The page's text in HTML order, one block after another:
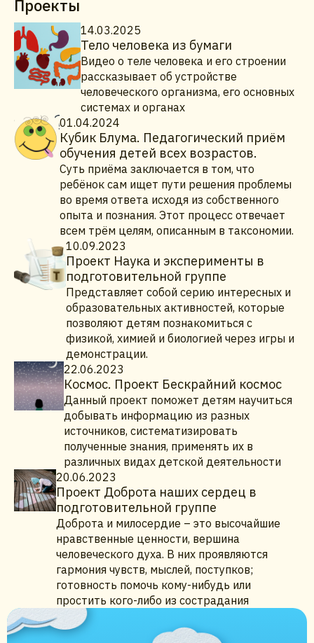
Проекты
14.03.2025
Тело человека из бумаги
Видео о теле человека и его строении
рассказывает об устройстве
человеческого организма, его основных
системах и органах
01.04.2024
Кубик Блума. Педагогический приём
обучения детей всех возрастов.
Суть приёма заключается в том, что
ребёнок сам ищет пути решения проблемы
во время ответа исходя из собственного
опыта и познания. Этот процесс отвечает
всем трём целям, описанным в таксономии.
10.09.2023
Проект Наука и эксперименты в
подготовительной группе
Представляет собой серию интересных и
образовательных активностей, которые
позволяют детям познакомиться с
физикой, химией и биологией через игры и
демонстрации.
22.06.2023
Космос. Проект Бескрайний космос
Данный проект поможет детям научиться
добывать информацию из разных
источников, систематизировать
полученные знания, применять их в
различных видах детской деятельности
20.06.2023
Проект Доброта наших сердец в
подготовительной группе
Доброта и милосердие – это высочайшие
нравственные ценности, вершина
человеческого духа. В них проявляются
гармония чувств, мыслей, поступков;
готовность помочь кому-нибудь или
простить кого-либо из сострадания